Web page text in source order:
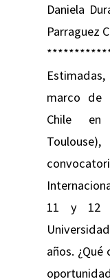
Daniela
Parraguez
marco de
Chile en
11 y 12
años. ¿Qué